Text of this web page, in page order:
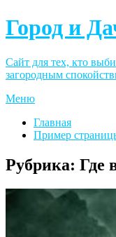
Город и
Сайт для тех, кто
загородным
Меню
Главная
Пример
Рубрика: Где